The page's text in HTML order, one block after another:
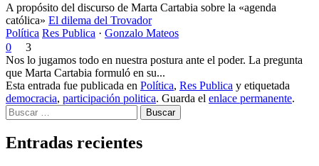
A propósito del discurso de Marta Cartabia sobre la «agenda
católica» El dilema del Trovador
Política Res Publica · Gonzalo Mateos
0
3
Nos lo jugamos todo en nuestra postura ante el poder. La pregunta
que Marta Cartabia formuló en su...
Esta entrada fue publicada en Política, Res Publica y etiquetada
democracia, participación politica. Guarda el enlace permanente.
Buscar
Entradas recientes